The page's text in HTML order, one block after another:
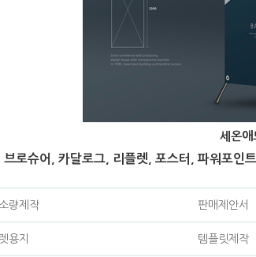
세온애
브로슈어, 카달로그, 리플렛, 포스터, 파워포인
량제작 판매제안서
용지 템플릿제작